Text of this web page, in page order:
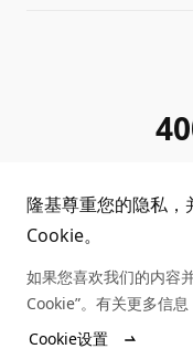
投诉举报
合规政策
客户问题反馈
收益计算
协同创新合作
Copyright ©
隆基尊重您的隐私，
Cookie。
如果您喜欢我们的内容
Cookie”。有关更多信
Cookie设置